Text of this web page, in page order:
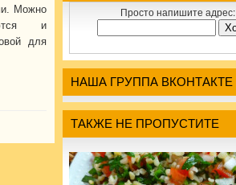
Можно
и
для
Просто напишите адрес:
НАША ГРУППА ВКОНТАКТЕ
ТАКЖЕ НЕ ПРОПУСТИТЕ